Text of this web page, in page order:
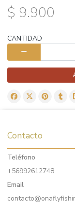
$ 9.900
CANTIDAD
Contacto
Teléfono
+56992612748
Email